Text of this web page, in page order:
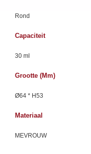
Rond
Capaciteit
30 ml
Grootte (mm)
Ø64 * H53
Materiaal
MEVROUW